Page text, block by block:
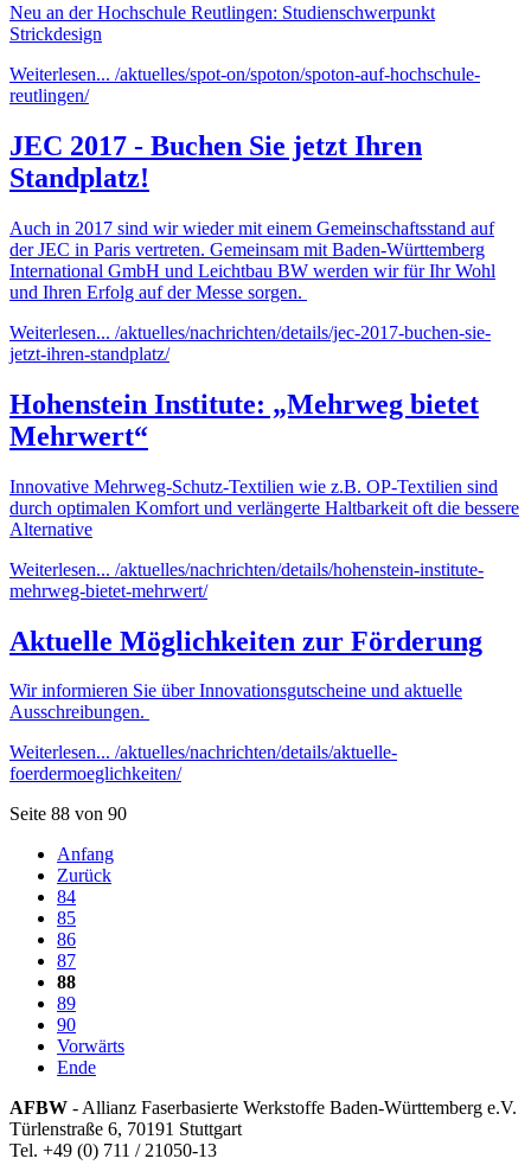
Neu an der Hochschule Reutlingen: Studienschwerpunkt
Strickdesign
Weiterlesen... /aktuelles/spot-on/spoton/spoton-auf-hochschule-
reutlingen/
JEC 2017 - Buchen Sie jetzt Ihren
Standplatz!
Auch in 2017 sind wir wieder mit einem Gemeinschaftsstand auf
der JEC in Paris vertreten. Gemeinsam mit Baden-Württemberg
International GmbH und Leichtbau BW werden wir für Ihr Wohl
und Ihren Erfolg auf der Messe sorgen.
Weiterlesen... /aktuelles/nachrichten/details/jec-2017-buchen-sie-
jetzt-ihren-standplatz/
Hohenstein Institute: „Mehrweg bietet
Mehrwert“
Innovative Mehrweg-Schutz-Textilien wie z.B. OP-Textilien sind
durch optimalen Komfort und verlängerte Haltbarkeit oft die bessere
Alternative
Weiterlesen... /aktuelles/nachrichten/details/hohenstein-institute-
mehrweg-bietet-mehrwert/
Aktuelle Möglichkeiten zur Förderung
Wir informieren Sie über Innovationsgutscheine und aktuelle
Ausschreibungen.
Weiterlesen... /aktuelles/nachrichten/details/aktuelle-
foerdermoeglichkeiten/
Seite 88 von 90
Anfang
Zurück
84
85
86
87
88
89
90
Vorwärts
Ende
AFBW - Allianz Faserbasierte Werkstoffe Baden-Württemberg e.V.
Türlenstraße 6, 70191 Stuttgart
Tel. +49 (0) 711 / 21050-13